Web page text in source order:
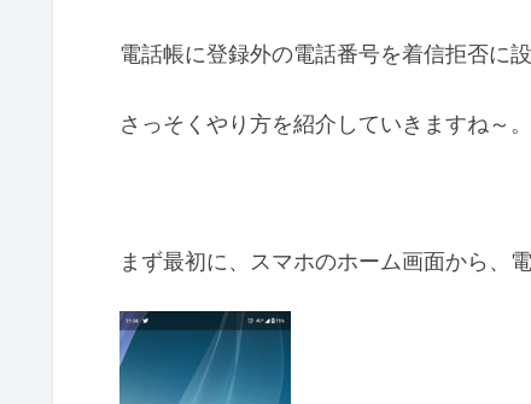
電話帳に登録外の電話番号を着信拒否に
さっそくやり方を紹介していきますね～。
まず最初に、スマホのホーム画面から、